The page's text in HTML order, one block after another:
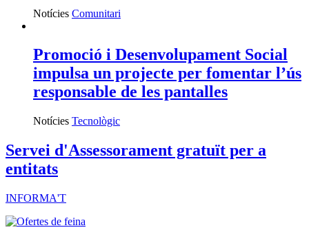
Notícies Comunitari
Promoció i Desenvolupament Social
impulsa un projecte per fomentar l’ús
responsable de les pantalles
Notícies Tecnològic
Servei d'Assessorament gratuït per a
entitats
INFORMA'T